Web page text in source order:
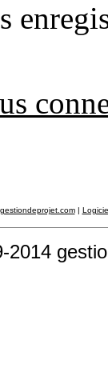
gestiondeprojet.com|
2014